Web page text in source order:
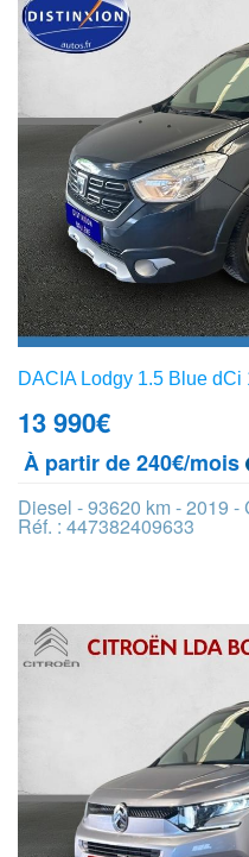
DACIA Lodgy 1.5 Blue
13 990€
À partir de 240€/mois
Diesel - 93620 km - 2019 -
Réf. : 447382409633